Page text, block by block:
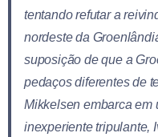
tentando refutar a
nordeste da
suposição de que a
pedaços diferentes de
Mikkelsen embarca em
inexperiente tripulante,